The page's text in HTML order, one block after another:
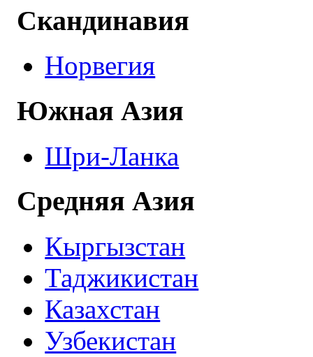
Скандинавия
Норвегия
Южная Азия
Шри-Ланка
Средняя Азия
Кыргызстан
Таджикистан
Казахстан
Узбекистан